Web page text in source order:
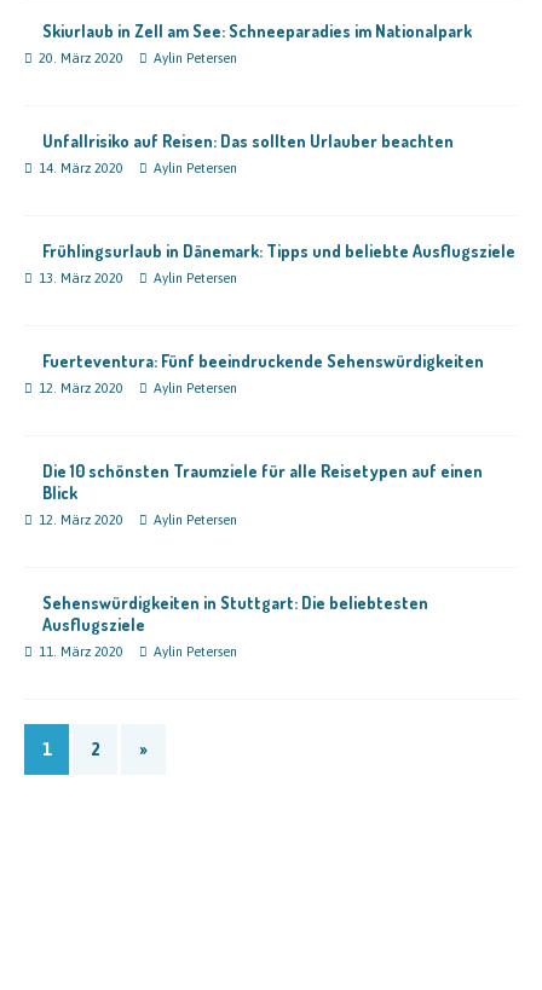
Skiurlaub in Zell am See: Schneeparadies im Nationalpark
20. März 2020 Aylin Petersen
Unfallrisiko auf Reisen: Das sollten Urlauber beachten
14. März 2020 Aylin Petersen
Frühlingsurlaub in Dänemark: Tipps und beliebte Ausflugsziele
13. März 2020 Aylin Petersen
Fuerteventura: Fünf beeindruckende Sehenswürdigkeiten
12. März 2020 Aylin Petersen
Die 10 schönsten Traumziele für alle Reisetypen auf einen
Blick
12. März 2020 Aylin Petersen
Sehenswürdigkeiten in Stuttgart: Die beliebtesten
Ausflugsziele
11. März 2020 Aylin Petersen
1 2 »